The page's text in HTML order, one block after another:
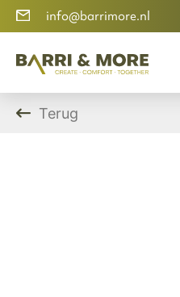
info@barrimore.nl
Terug